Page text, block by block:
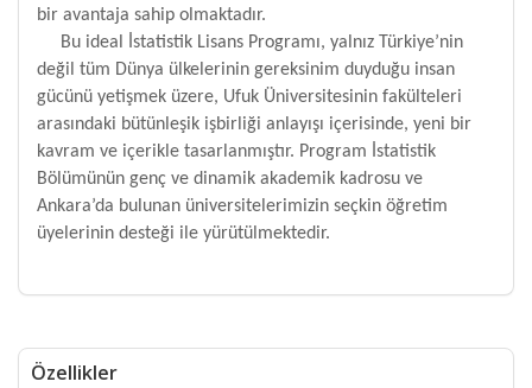
bir avantaja sahip olmaktadır.
Bu ideal İstatistik Lisans Programı, yalnız Türkiye’nin
değil tüm Dünya ülkelerinin gereksinim duyduğu insan
gücünü yetişmek üzere, Ufuk Üniversitesinin fakülteleri
arasındaki bütünleşik işbirliği anlayışı içerisinde, yeni bir
kavram ve içerikle tasarlanmıştır. Program İstatistik
Bölümünün genç ve dinamik akademik kadrosu ve
Ankara’da bulunan üniversitelerimizin seçkin öğretim
üyelerinin desteği ile yürütülmektedir.
Özellikler